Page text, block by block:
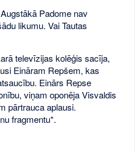
Padome nav
likumu. Vai Tautas
televīzijas kolēģis sacīja,
Eināram Repšem, kas
Einārs Repse
viņam oponēja Visvaldis
pārtrauca aplausi.
fragmentu*.